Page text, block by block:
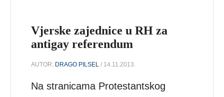
Vjerske zajednice u RH za
antigay referendum
AUTOR: DRAGO PILSEL / 14.11.2013.
Na stranicama Protestantskog